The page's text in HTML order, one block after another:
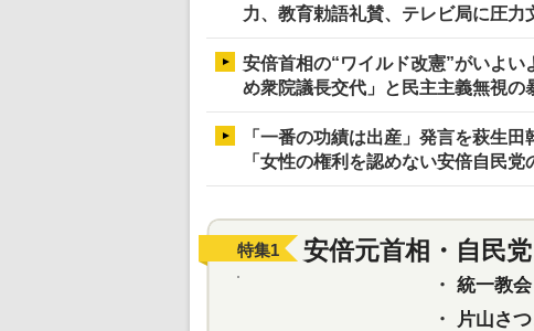
力、教育勅語礼賛、テレビ局に圧
安倍首相の“ワイルド改憲”がいよ
め衆院議長交代」と民主主義無視の
「一番の功績は出産」発言を萩生
「女性の権利を認めない安倍自民党
特集1 安倍元首相・自民
・ 統一教会と自
・
片山さつきは